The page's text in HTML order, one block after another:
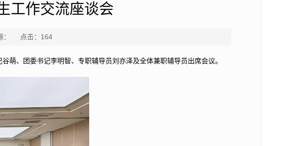
工作交流座谈会
： 点击： 164
萌、团委书记李明智、专职辅导员刘亦泽及全体兼职辅导员出席会议。